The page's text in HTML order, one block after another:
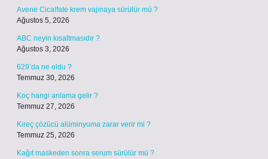
Avene Cicalfate krem vajinaya sürülür mü ?
Ağustos 5, 2026
ABC neyin kısaltmasıdır ?
Ağustos 3, 2026
629’da ne oldu ?
Temmuz 30, 2026
Koç hangi anlama gelir ?
Temmuz 27, 2026
Kireç çözücü alüminyuma zarar verir mi ?
Temmuz 25, 2026
Kağıt maskeden sonra serum sürülür mü ?